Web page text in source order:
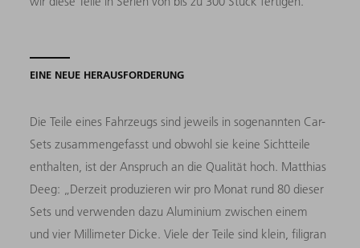
EINE NEUE HERAUSFORDERUNG
Die Teile eines Fahrzeugs sind jeweils in sogenannten Car-
Sets zusammengefasst und obwohl sie keine Sichtteile
enthalten, ist der Anspruch an die Qualität hoch. Matthias
Deeg: „Derzeit produzieren wir pro Monat rund 80 dieser
Sets und verwenden dazu Aluminium zwischen einem
und vier Millimeter Dicke. Viele der Teile sind klein, filigran